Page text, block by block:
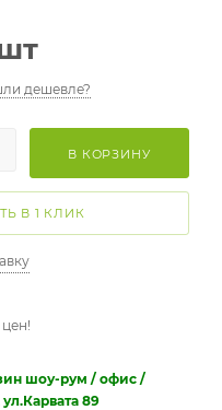
дешевле?
В КОРЗИНУ
В 1 КЛИК
шоу-рум / офис /
89